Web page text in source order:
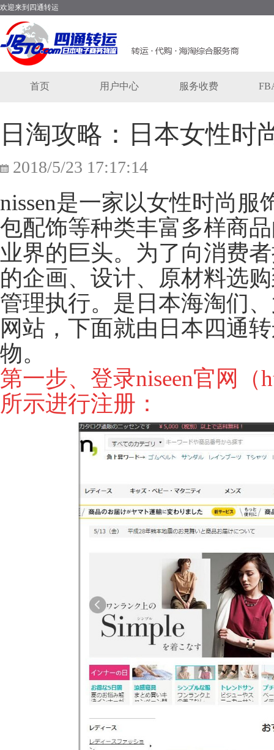
欢迎来到四通转运
首页 用户中心 服务收费
日淘攻略：日本女性时
2018/5/23 17:17:14
nissen是一家以女性时尚
包配饰等种类丰富多样商
业界的巨头。为了向消费
的企画、设计、原材料选
管理执行。是日本海淘们
网站，下面就由日本四通
物。
第一步、登录niseen官网（
所示进行注册：